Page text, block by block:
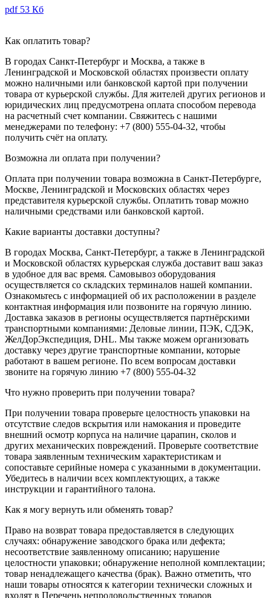
pdf 53 Кб
Как оплатить товар?
В городах Санкт-Петербург и Москва, а также в
Ленинградской и Московской областях произвести оплату
можно наличными или банковской картой при получении
товара от курьерской службы. Для жителей других регионов и
юридических лиц предусмотрена оплата способом перевода
на расчетный счет компании. Свяжитесь с нашими
менеджерами по телефону: +7 (800) 555-04-32, чтобы
получить счёт на оплату.
Возможна ли оплата при получении?
Оплата при получении товара возможна в Санкт-Петербурге,
Москве, Ленинградской и Московских областях через
представителя курьерской службы. Оплатить товар можно
наличными средствами или банковской картой.
Какие варианты доставки доступны?
В городах Москва, Санкт-Петербург, а также в Ленинградской
и Московской областях курьерская служба доставит ваш заказ
в удобное для вас время. Самовывоз оборудования
осуществляется со складских терминалов нашей компании.
Ознакомьтесь с информацией об их расположении в разделе
контактная информация или позвоните на горячую линию.
Доставка заказов в регионы осуществляется партнёрскими
транспортными компаниями: Деловые линии, ПЭК, СДЭК,
ЖелДорЭкспедиция, DHL. Мы также можем организовать
доставку через другие транспортные компании, которые
работают в вашем регионе. По всем вопросам доставки
звоните на горячую линию +7 (800) 555-04-32
Что нужно проверить при получении товара?
При получении товара проверьте целостность упаковки на
отсутствие следов вскрытия или намокания и проведите
внешний осмотр корпуса на наличие царапин, сколов и
других механических повреждений. Проверьте соответствие
товара заявленным техническим характеристикам и
сопоставьте серийные номера с указанными в документации.
Убедитесь в наличии всех комплектующих, а также
инструкции и гарантийного талона.
Как я могу вернуть или обменять товар?
Право на возврат товара предоставляется в следующих
случаях: обнаружение заводского брака или дефекта;
несоответствие заявленному описанию; нарушение
целостности упаковки; обнаружение неполной комплектации;
товар ненадлежащего качества (брак). Важно отметить, что
наши товары относятся к категории технически сложных и
входят в Перечень непродовольственных товаров